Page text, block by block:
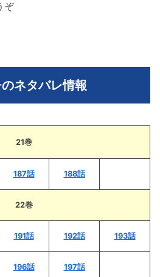
ぞ
ネタバレ情報
21巻
187話 188話
22巻
191話 192話 193話
196話 197話